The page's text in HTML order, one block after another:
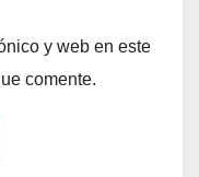
y web en este
comente.